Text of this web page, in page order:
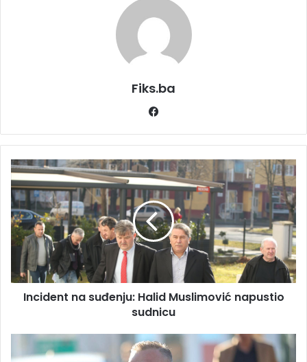
Fiks.ba
Incident
na
suđenju:
Halid
Muslimović
napustio
sudnicu
Incident na suđenju: Halid Muslimović napustio
sudnicu
FBiH